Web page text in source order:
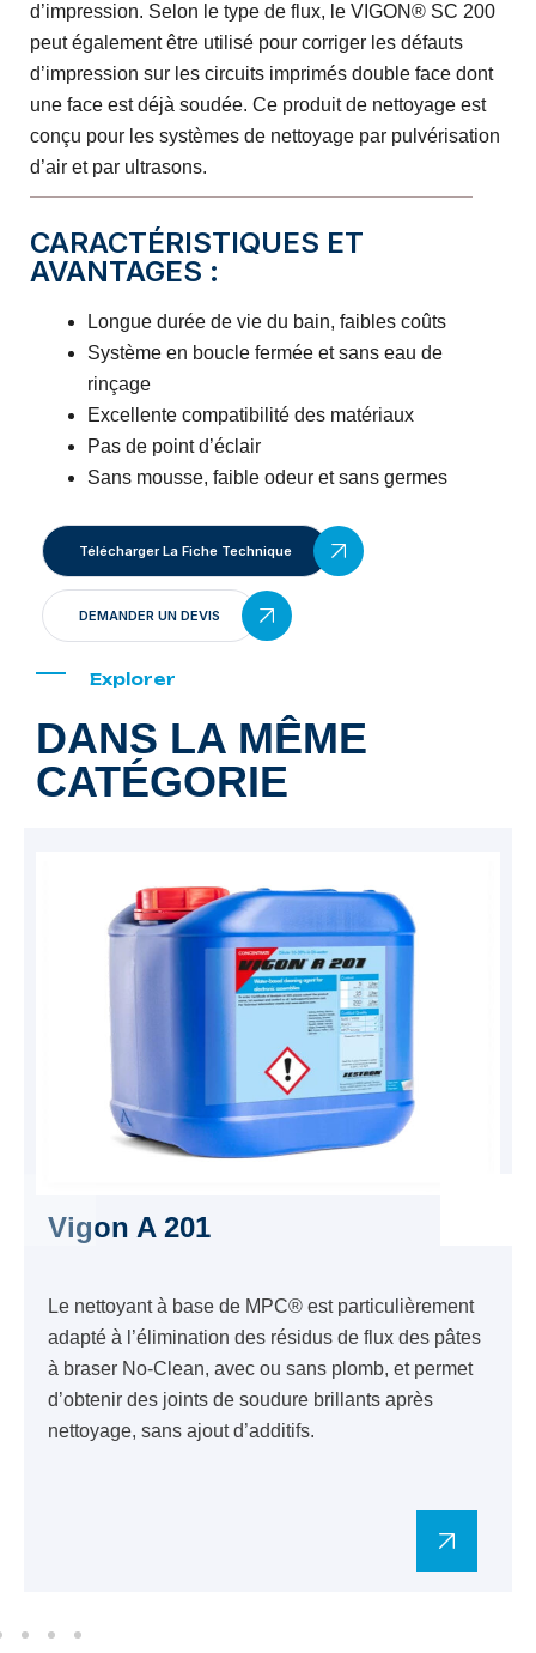
d’impression. Selon le type de flux, le VIGON® SC 200
peut également être utilisé pour corriger les défauts
d’impression sur les circuits imprimés double face dont
une face est déjà soudée. Ce produit de nettoyage est
conçu pour les systèmes de nettoyage par pulvérisation
d’air et par ultrasons.
CARACTÉRISTIQUES ET
AVANTAGES :
Longue durée de vie du bain, faibles coûts
Système en boucle fermée et sans eau de
rinçage
Excellente compatibilité des matériaux
Pas de point d’éclair
Sans mousse, faible odeur et sans germes
Télécharger La Fiche Technique
DEMANDER UN DEVIS
Explorer
DANS LA MÊME
CATÉGORIE
Vigon A 201
Le nettoyant à base de MPC® est particulièrement
adapté à l’élimination des résidus de flux des pâtes
à braser No-Clean, avec ou sans plomb, et permet
d’obtenir des joints de soudure brillants après
nettoyage, sans ajout d’additifs.